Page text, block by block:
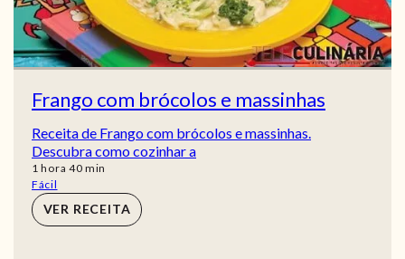
Frango com brócolos e massinhas
Receita de Frango com brócolos e massinhas.
Descubra como cozinhar a
1 hora
hora 40min
min
Fácil
VER RECEITA